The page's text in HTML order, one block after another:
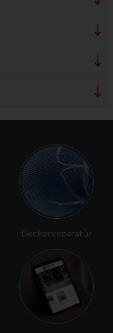
Deckenreparatur